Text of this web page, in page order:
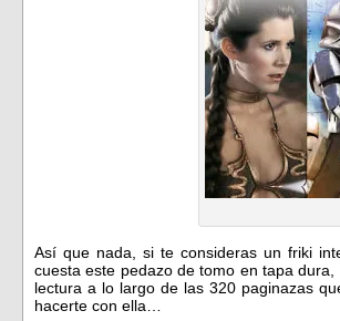
Así que nada, si te consideras un friki
cuesta este pedazo de tomo en tapa
lectura a lo largo de las 320 paginazas
hacerte con ella…